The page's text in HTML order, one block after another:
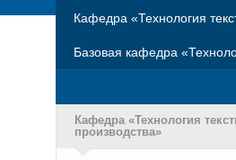
Кафедра «Технология
Базовая кафедра
Кафедра «Технология
производства»